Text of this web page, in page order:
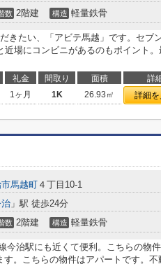
数 2階建 構造 軽量鉄骨
きたい、「アビテ馬越」です。セブ
近場にコンビニがあるのもポイント
礼金 間取り 面積 詳
1ヶ月 1K 26.93㎡ 詳細
馬越町 ４丁目10-1
」駅 徒歩24分
数 2階建 構造 軽量鉄骨
治駅にも近くて便利。こちらの物
す。こちらの物件はアパートです。